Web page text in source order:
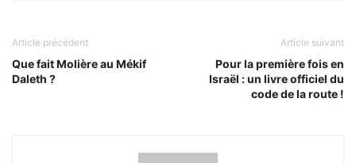
Article précédent
Que fait Molière au Mékif
Daleth ?
Article suivant
Pour la première fois en
Israël : un livre officiel du
code de la route !